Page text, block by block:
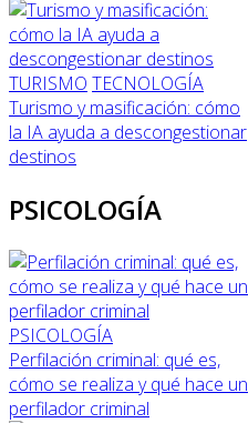
TURISMO TECNOLOGÍA
Turismo y masificación: cómo
la IA ayuda a descongestionar
destinos
PSICOLOGÍA
PSICOLOGÍA
Perfilación criminal: qué es,
cómo se realiza y qué hace un
perfilador criminal